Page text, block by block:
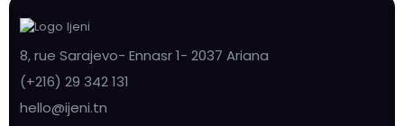
8, rue Sarajevo- Ennasr 1- 2037 Ariana
(+216) 29 342 131
hello@ijeni.tn